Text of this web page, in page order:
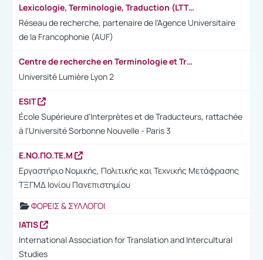
Lexicologie, Terminologie, Traduction (LTT)
Réseau de recherche, partenaire de l'Agence Universitaire
de la Francophonie (AUF)
Centre de recherche en Terminologie et Traduction (CRTT)
Université Lumière Lyon 2
ESIT
École Supérieure d'Interprètes et de Traducteurs, rattachée
à l'Université Sorbonne Nouvelle - Paris 3
Ε.ΝΟ.ΠΟ.ΤΕ.Μ
Εργαστήριο Νομικής, Πολιτικής και Τεχνικής Μετάφρασης
ΤΞΓΜΔ Ιονίου Πανεπιστημίου
ΦΟΡΕΙΣ & ΣΥΛΛΟΓΟΙ
IATIS
International Association for Translation and Intercultural
Studies